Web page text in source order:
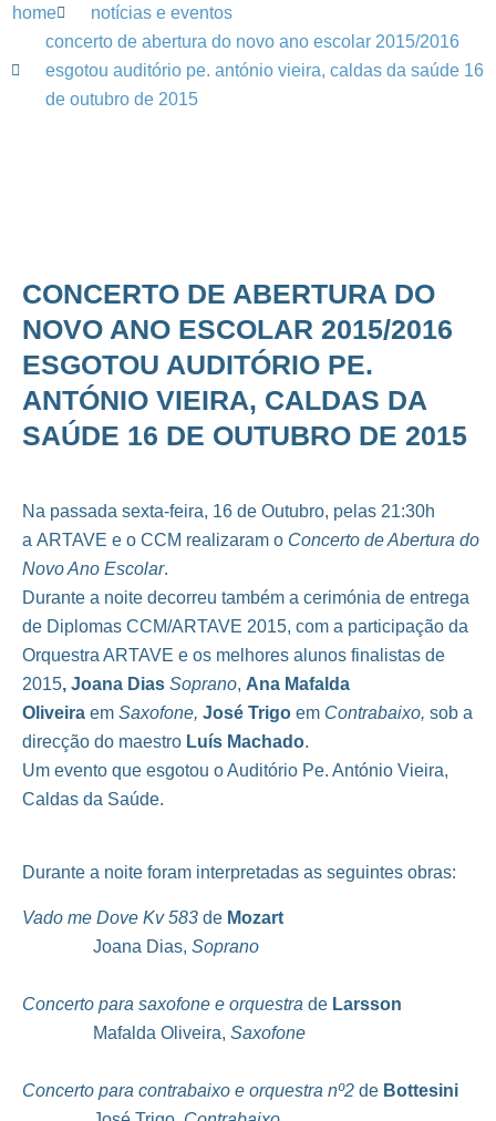
home
notícias e eventos
concerto de abertura do novo ano escolar 2015/2016
esgotou auditório pe. antónio vieira, caldas da saúde 16
de outubro de 2015
CONCERTO DE ABERTURA DO
NOVO ANO ESCOLAR 2015/2016
ESGOTOU AUDITÓRIO PE.
ANTÓNIO VIEIRA, CALDAS DA
SAÚDE 16 DE OUTUBRO DE 2015
Na passada sexta-feira, 16 de Outubro, pelas 21:30h
a ARTAVE e o CCM realizaram o Concerto de Abertura do
Novo Ano Escolar.
Durante a noite decorreu também a cerimónia de entrega
de Diplomas CCM/ARTAVE 2015, com a participação da
Orquestra ARTAVE e os melhores alunos finalistas de
2015, Joana Dias Soprano, Ana Mafalda
Oliveira em Saxofone, José Trigo em Contrabaixo, sob a
direcção do maestro Luís Machado.
Um evento que esgotou o Auditório Pe. António Vieira,
Caldas da Saúde.
Durante a noite foram interpretadas as seguintes obras:
Vado me Dove Kv 583 de Mozart
Joana Dias, Soprano
Concerto para saxofone e orquestra de Larsson
Mafalda Oliveira, Saxofone
Concerto para contrabaixo e orquestra nº2 de Bottesini